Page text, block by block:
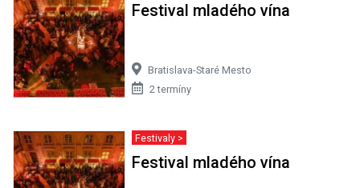
Festival mladého vína
Bratislava-Staré Mesto
2 termíny
Festivaly >
Festival mladého vína